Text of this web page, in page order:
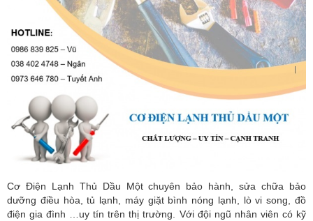
Cơ Điện Lạnh Thủ Dầu Một chuyên bảo hành, sửa chữa bảo
dưỡng điều hòa, tủ lạnh, máy giặt bình nóng lạnh, lò vi song, đồ
điện gia đình …uy tín trên thị trường. Với đội ngũ nhân viên có kỹ